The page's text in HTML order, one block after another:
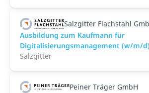
Salzgitter Flachstahl
Ausbildung zum Kaufmann für
Digitalisierungsmanagement (w/m/d)
Salzgitter
Peiner Träger GmbH